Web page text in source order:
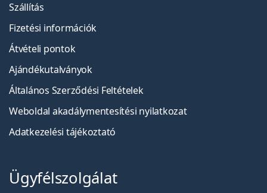
Szállítás
Fizetési információk
Átvételi pontok
Ajándékutalványok
Általános Szerződési Feltételek
Weboldal akadálymentesítési nyilatkozat
Adatkezelési tájékoztató
Ügyfélszolgálat